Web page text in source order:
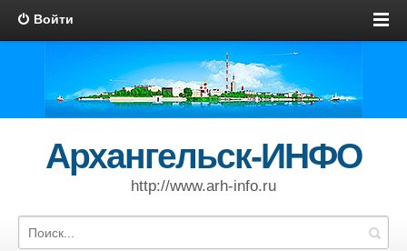
Войти
Архангельск-ИНФО
http://www.arh-info.ru